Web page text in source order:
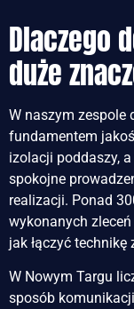
Dlaczego
duże
W naszym zespole
fundamentem
izolacji poddaszy,
spokojne
realizacji. Ponad
wykonanych
jak łączyć
W Nowym Targu
sposób